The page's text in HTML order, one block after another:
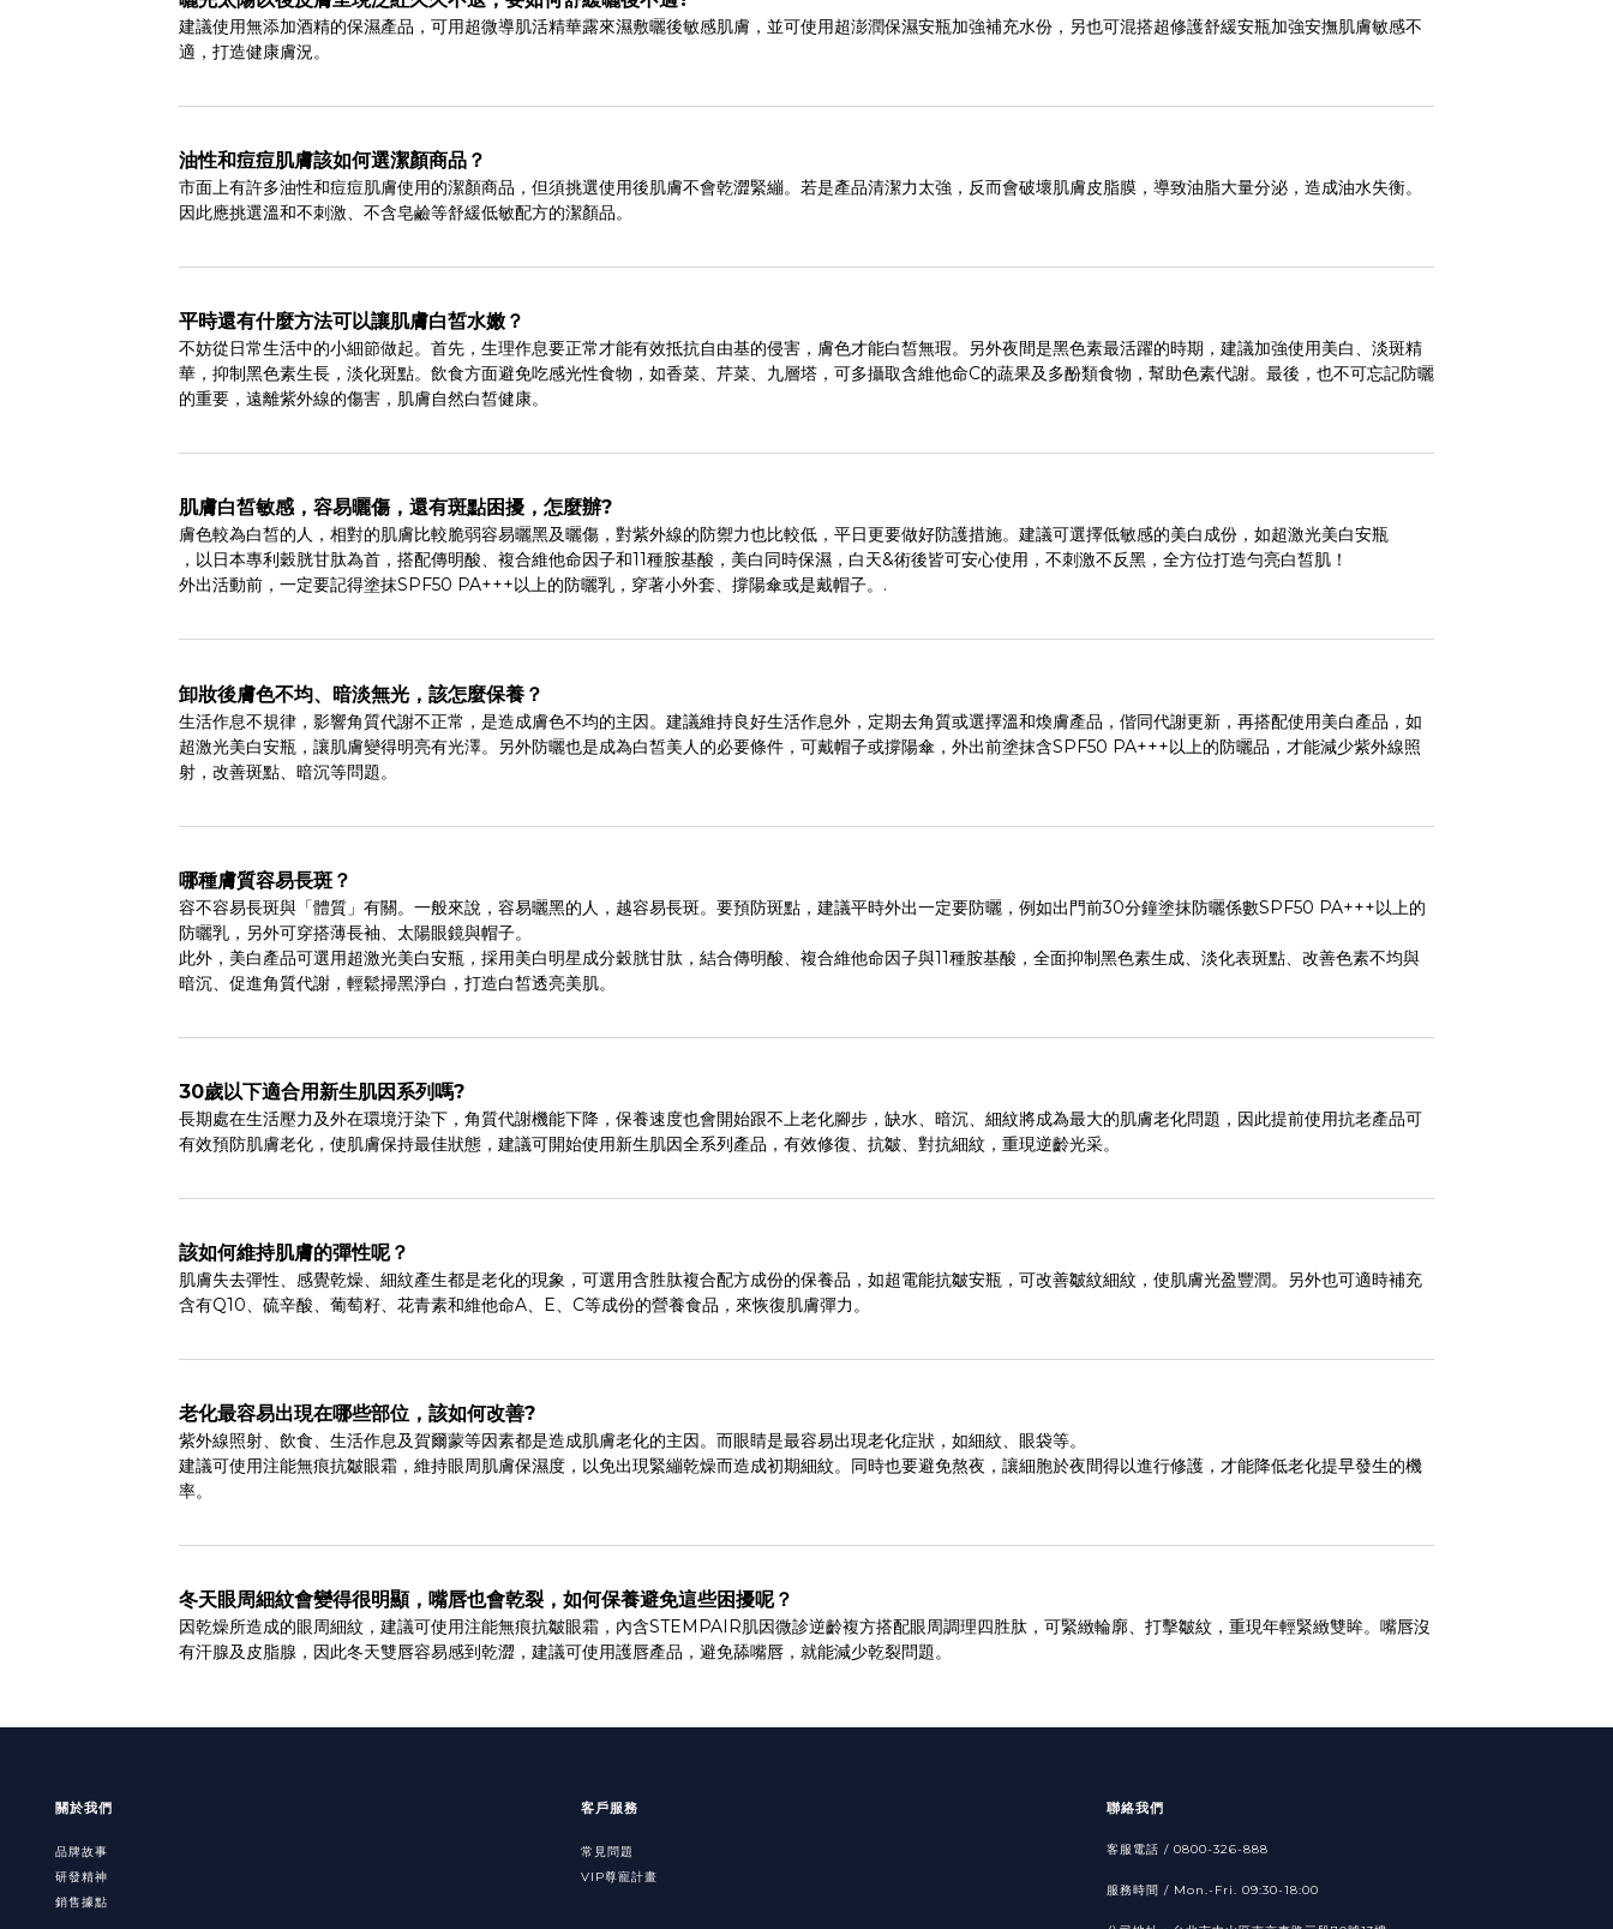
建議使用無添加酒精的保濕產品，可用超微導肌活精華露來濕敷曬後敏感肌膚，並可使用超澎潤保濕安瓶加強補充水份，另也可混搭超修護舒緩安瓶加強安撫肌膚敏感不
適，打造健康膚況。
油性和痘痘肌膚該如何選潔顏商品？
市面上有許多油性和痘痘肌膚使用的潔顏商品，但須挑選使用後肌膚不會乾澀緊繃。若是產品清潔力太強，反而會破壞肌膚皮脂膜，導致油脂大量分泌，造成油水失衡。
因此應挑選溫和不刺激、不含皂鹼等舒緩低敏配方的潔顏品。
平時還有什麼方法可以讓肌膚白皙水嫩？
不妨從日常生活中的小細節做起。首先，生理作息要正常才能有效抵抗自由基的侵害，膚色才能白皙無瑕。另外夜間是黑色素最活躍的時期，建議加強使用美白、淡斑精
華，抑制黑色素生長，淡化斑點。飲食方面避免吃感光性食物，如香菜、芹菜、九層塔，可多攝取含維他命C的蔬果及多酚類食物，幫助色素代謝。最後，也不可忘記防曬
的重要，遠離紫外線的傷害，肌膚自然白皙健康。
肌膚白皙敏感，容易曬傷，還有斑點困擾，怎麼辦?
膚色較為白皙的人，相對的肌膚比較脆弱容易曬黑及曬傷，對紫外線的防禦力也比較低，平日更要做好防護措施。建議可選擇低敏感的美白成份，如超激光美白安瓶
，以日本專利穀胱甘肽為首，搭配傳明酸、複合維他命因子和11種胺基酸，美白同時保濕，白天&術後皆可安心使用，不刺激不反黑，全方位打造勻亮白皙肌！
外出活動前，一定要記得塗抹SPF50 PA+++以上的防曬乳，穿著小外套、撐陽傘或是戴帽子。.
卸妝後膚色不均、暗淡無光，該怎麼保養？
生活作息不規律，影響角質代謝不正常，是造成膚色不均的主因。建議維持良好生活作息外，定期去角質或選擇溫和煥膚產品，偕同代謝更新，再搭配使用美白產品，如
超激光美白安瓶，讓肌膚變得明亮有光澤。另外防曬也是成為白皙美人的必要條件，可戴帽子或撐陽傘，外出前塗抹含SPF50 PA+++以上的防曬品，才能減少紫外線照
射，改善斑點、暗沉等問題。
哪種膚質容易長斑？
容不容易長斑與「體質」有關。一般來說，容易曬黑的人，越容易長斑。要預防斑點，建議平時外出一定要防曬，例如出門前30分鐘塗抹防曬係數SPF50 PA+++以上的
防曬乳，另外可穿搭薄長袖、太陽眼鏡與帽子。
此外，美白產品可選用超激光美白安瓶，採用美白明星成分穀胱甘肽，結合傳明酸、複合維他命因子與11種胺基酸，全面抑制黑色素生成、淡化表斑點、改善色素不均與
暗沉、促進角質代謝，輕鬆掃黑淨白，打造白皙透亮美肌。
30歲以下適合用新生肌因系列嗎?
長期處在生活壓力及外在環境汙染下，角質代謝機能下降，保養速度也會開始跟不上老化腳步，缺水、暗沉、細紋將成為最大的肌膚老化問題，因此提前使用抗老產品可
有效預防肌膚老化，使肌膚保持最佳狀態，建議可開始使用新生肌因全系列產品，有效修復、抗皺、對抗細紋，重現逆齡光采。
該如何維持肌膚的彈性呢？
肌膚失去彈性、感覺乾燥、細紋產生都是老化的現象，可選用含胜肽複合配方成份的保養品，如超電能抗皺安瓶，可改善皺紋細紋，使肌膚光盈豐潤。另外也可適時補充
含有Q10、硫辛酸、葡萄籽、花青素和維他命A、E、C等成份的營養食品，來恢復肌膚彈力。
老化最容易出現在哪些部位，該如何改善?
紫外線照射、飲食、生活作息及賀爾蒙等因素都是造成肌膚老化的主因。而眼睛是最容易出現老化症狀，如細紋、眼袋等。
建議可使用注能無痕抗皺眼霜，維持眼周肌膚保濕度，以免出現緊繃乾燥而造成初期細紋。同時也要避免熬夜，讓細胞於夜間得以進行修護，才能降低老化提早發生的機
率。
冬天眼周細紋會變得很明顯，嘴唇也會乾裂，如何保養避免這些困擾呢？
因乾燥所造成的眼周細紋，建議可使用注能無痕抗皺眼霜，內含STEMPAIR肌因微診逆齡複方搭配眼周調理四胜肽，可緊緻輪廓、打擊皺紋，重現年輕緊緻雙眸。嘴唇沒
有汗腺及皮脂腺，因此冬天雙唇容易感到乾澀，建議可使用護唇產品，避免舔嘴唇，就能減少乾裂問題。
關於我們
品牌故事
研發精神
銷售據點
客戶服務
常見問題
VIP尊寵計畫
聯絡我們
客服電話 / 0800-326-888
服務時間 / Mon.-Fri. 09:30-18:00